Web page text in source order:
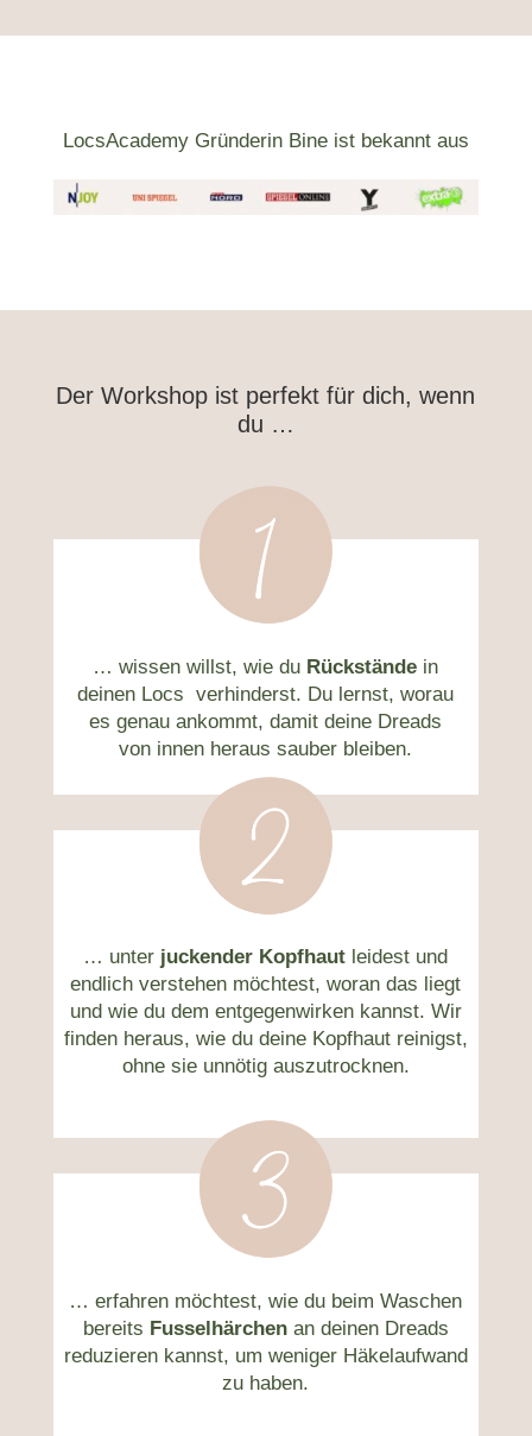
LocsAcademy Gründerin Bine ist bekannt aus
Der Workshop ist perfekt für dich, wenn
du …
… wissen willst, wie du Rückstände in
deinen Locs verhinderst. Du lernst, worau
es genau ankommt, damit deine Dreads
von innen heraus sauber bleiben.
… unter juckender Kopfhaut leidest und
endlich verstehen möchtest, woran das liegt
und wie du dem entgegenwirken kannst. Wir
finden heraus, wie du deine Kopfhaut reinigst,
ohne sie unnötig auszutrocknen.
… erfahren möchtest, wie du beim Waschen
bereits Fusselhärchenan deinen Dreads
reduzieren kannst, um weniger Häkelaufwand
zu haben.